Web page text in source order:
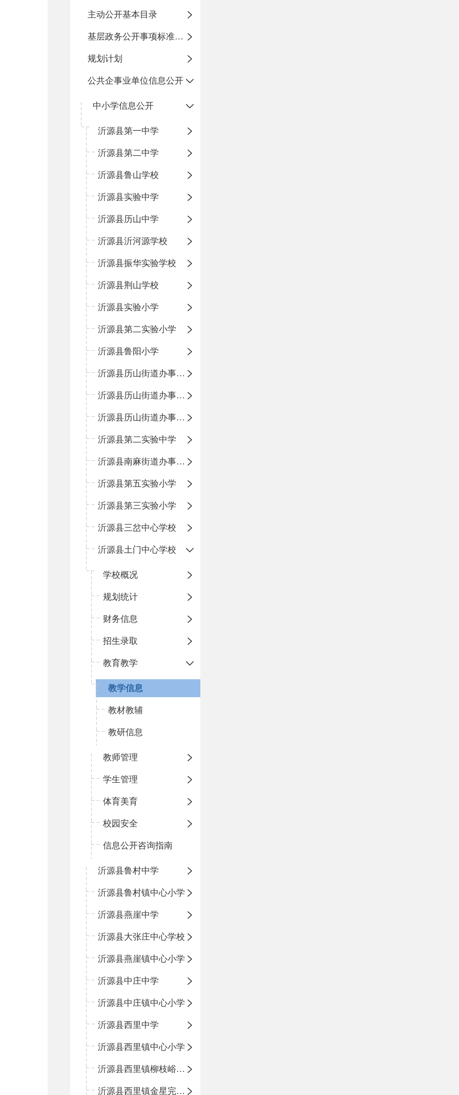
主动公开基本目录
基层政务公开事项标准目录
规划计划
公共企事业单位信息公开
中小学信息公开
沂源县第一中学
沂源县第二中学
沂源县鲁山学校
沂源县实验中学
沂源县历山中学
沂源县沂河源学校
沂源县振华实验学校
沂源县荆山学校
沂源县实验小学
沂源县第二实验小学
沂源县鲁阳小学
沂源县历山街道办事处振兴路小学
沂源县历山街道办事处荆山路小学
沂源县历山街道办事处鲁山路小学
沂源县第二实验中学
沂源县南麻街道办事处中心小学
沂源县第五实验小学
沂源县第三实验小学
沂源县三岔中心学校
沂源县土门中心学校
学校概况
规划统计
财务信息
招生录取
教育教学
教学信息
教材教辅
教研信息
教师管理
学生管理
体育美育
校园安全
信息公开咨询指南
沂源县鲁村中学
沂源县鲁村镇中心小学
沂源县燕崖中学
沂源县大张庄中心学校
沂源县燕崖镇中心小学
沂源县中庄中学
沂源县中庄镇中心小学
沂源县西里中学
沂源县西里镇中心小学
沂源县西里镇柳枝峪回民小学
沂源县西里镇金星完全小学